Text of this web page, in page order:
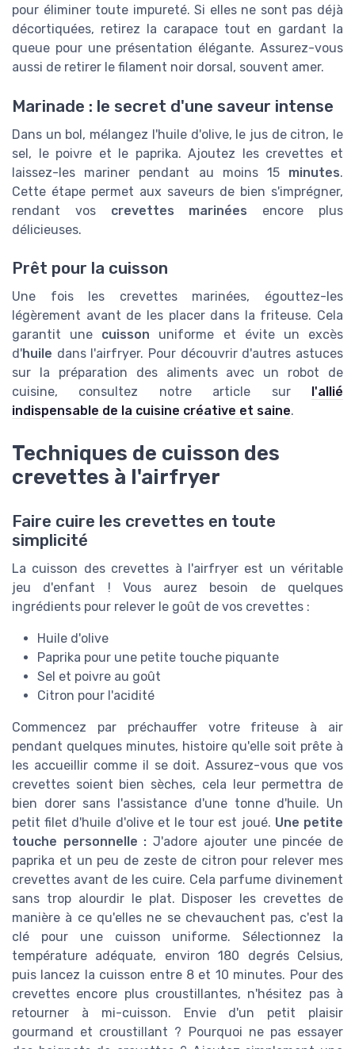
pour éliminer toute impureté. Si elles ne sont pas déjà
décortiquées, retirez la carapace tout en gardant la
queue pour une présentation élégante. Assurez-vous
aussi de retirer le filament noir dorsal, souvent amer.
Marinade : le secret d'une saveur intense
Dans un bol, mélangez l'huile d'olive, le jus de citron, le
sel, le poivre et le paprika. Ajoutez les crevettes et
laissez-les mariner pendant au moins 15 minutes.
Cette étape permet aux saveurs de bien s'imprégner,
rendant vos crevettes marinées encore plus
délicieuses.
Prêt pour la cuisson
Une fois les crevettes marinées, égouttez-les
légèrement avant de les placer dans la friteuse. Cela
garantit une cuisson uniforme et évite un excès
d'huile dans l'airfryer. Pour découvrir d'autres astuces
sur la préparation des aliments avec un robot de
cuisine, consultez notre article sur l'allié
indispensable de la cuisine créative et saine.
Techniques de cuisson des
crevettes à l'airfryer
Faire cuire les crevettes en toute
simplicité
La cuisson des crevettes à l'airfryer est un véritable
jeu d'enfant ! Vous aurez besoin de quelques
ingrédients pour relever le goût de vos crevettes :
Huile d'olive
Paprika pour une petite touche piquante
Sel et poivre au goût
Citron pour l'acidité
Commencez par préchauffer votre friteuse à air
pendant quelques minutes, histoire qu'elle soit prête à
les accueillir comme il se doit. Assurez-vous que vos
crevettes soient bien sèches, cela leur permettra de
bien dorer sans l'assistance d'une tonne d'huile. Un
petit filet d'huile d'olive et le tour est joué. Une petite
touche personnelle : J'adore ajouter une pincée de
paprika et un peu de zeste de citron pour relever mes
crevettes avant de les cuire. Cela parfume divinement
sans trop alourdir le plat. Disposer les crevettes de
manière à ce qu'elles ne se chevauchent pas, c'est la
clé pour une cuisson uniforme. Sélectionnez la
température adéquate, environ 180 degrés Celsius,
puis lancez la cuisson entre 8 et 10 minutes. Pour des
crevettes encore plus croustillantes, n'hésitez pas à
retourner à mi-cuisson. Envie d'un petit plaisir
gourmand et croustillant ? Pourquoi ne pas essayer